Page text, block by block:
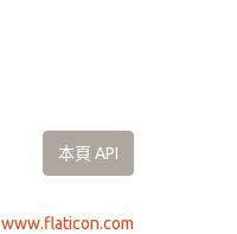
本頁 API
www.flaticon.com